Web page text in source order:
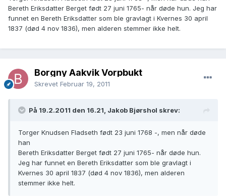
Bereth Eriksdatter Berget født 27 juni 1765- når døde hun. Jeg har
funnet en Bereth Eriksdatter som ble gravlagt i Kvernes 30 april
1837 (død 4 nov 1836), men alderen stemmer ikke helt.
Borgny Aakvik Vorpbukt
Skrevet Februar 19, 2011
På 19.2.2011 den 16.21, Jakob Bjørshol skrev:
Torger Knudsen Fladseth født 23 juni 1768 -, men når døde
han
Bereth Eriksdatter Berget født 27 juni 1765- når døde hun.
Jeg har funnet en Bereth Eriksdatter som ble gravlagt i
Kvernes 30 april 1837 (død 4 nov 1836), men alderen
stemmer ikke helt.